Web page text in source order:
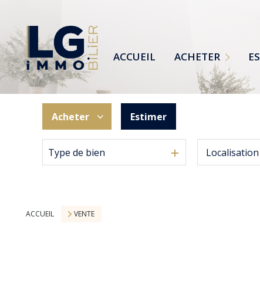
ACCUEIL ACHETER
TERRAINS
APPARTEMENTS
Acheter
De l'ancien
Estimer
Type de bien
ACCUEIL VENTE